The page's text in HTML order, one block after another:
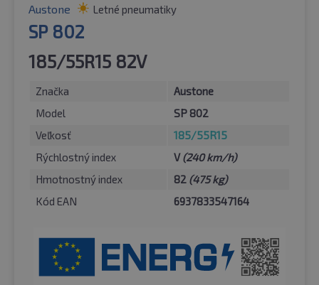
Austone Letné pneumatiky
SP 802
185/55R15 82V
Značka
Austone
Model
SP 802
Veľkosť
185/55R15
Rýchlostný index
V(240 km/h)
Hmotnostný index
82 (475 kg)
Kód EAN
6937833547164